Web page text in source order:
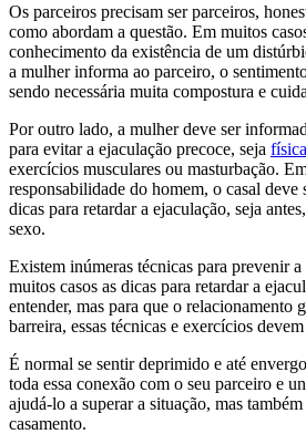
Os parceiros precisam ser parceiros,
como abordam a questão. Em muitos
conhecimento da existência de um
a mulher informa ao parceiro, o
sendo necessária muita compostura e
Por outro lado, a mulher deve ser
para evitar a ejaculação precoce, seja
exercícios musculares ou masturbação.
responsabilidade do homem, o casal deve
dicas para retardar a ejaculação, seja
sexo.
Existem inúmeras técnicas para prevenir
muitos casos as dicas para retardar a
entender, mas para que o relacionamento
barreira, essas técnicas e exercícios
É normal se sentir deprimido e até
toda essa conexão com o seu parceiro e
ajudá-lo a superar a situação, mas
casamento.